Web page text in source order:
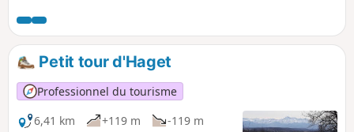
Petit tour d'Haget
Professionnel du tourisme
6,41 km
+119 m
-119 m